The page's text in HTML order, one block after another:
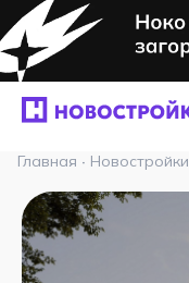
Главная · Новостройки